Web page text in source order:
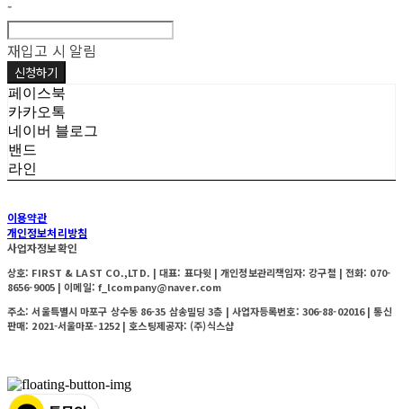
-
재입고 시 알림
신청하기
페이스북
카카오톡
네이버 블로그
밴드
라인
이용약관
개인정보처리방침
사업자정보확인
상호: FIRST & LAST CO.,LTD. | 대표: 표다윗 | 개인정보관리책임자: 강구철 | 전화: 070-
8656-9005 | 이메일: f_lcompany@naver.com
주소: 서울특별시 마포구 상수동 86-35 삼송빌딩 3층 | 사업자등록번호: 306-88-02016| 통신
판매: 2021-서울마포-1252 | 호스팅제공자: (주)식스샵